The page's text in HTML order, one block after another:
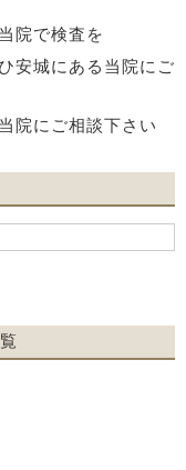
院で検査を
安城にある当院にご
院にご相談下さい